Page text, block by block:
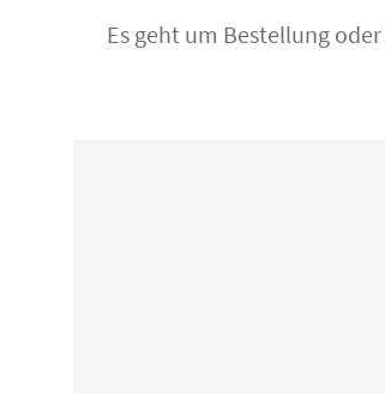
Es geht um Bestellung